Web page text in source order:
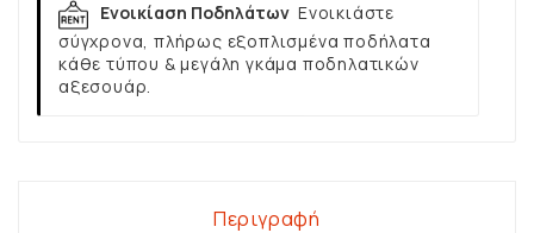
Ενοικίαση Ποδηλάτων Ενοικιάστε
σύγχρονα, πλήρως εξοπλισμένα ποδήλατα
κάθε τύπου & μεγάλη γκάμα ποδηλατικών
αξεσουάρ.
Περιγραφή